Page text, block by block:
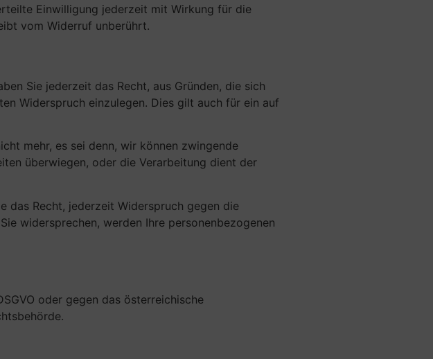
Einwilligung jederzeit mit Wirkung für die
vom Widerruf unberührt.
Sie jederzeit das Recht, aus Gründen, die sich
Widerspruch einzulegen. Dies gilt auch für ein auf
mehr, es sei denn, wir können zwingende
überwiegen, oder die Verarbeitung dient der
das Recht, jederzeit Widerspruch gegen die
widersprechen, werden Ihre personenbezogenen
oder gegen das österreichische